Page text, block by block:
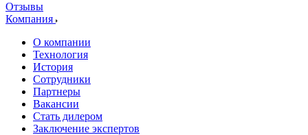
Отзывы
Компания
О компании
Технология
История
Сотрудники
Партнеры
Вакансии
Стать дилером
Заключение экспертов